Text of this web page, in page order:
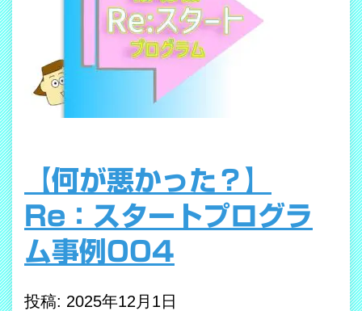
【何が悪かった？】
Re：スタートプログラ
ム事例004
投稿: 2025年12月1日